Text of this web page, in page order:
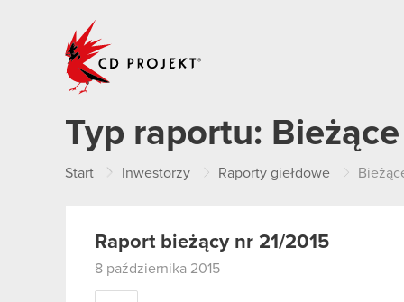
Typ raportu: Bieżące
Start Inwestorzy Raporty giełdowe
Raport bieżący nr 21/2015
8 października 2015